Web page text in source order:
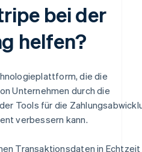
bei der
helfen?
die die
Unternehmen durch die
Tools für die
verbessern kann.
Transaktionsdaten in Echtzeit